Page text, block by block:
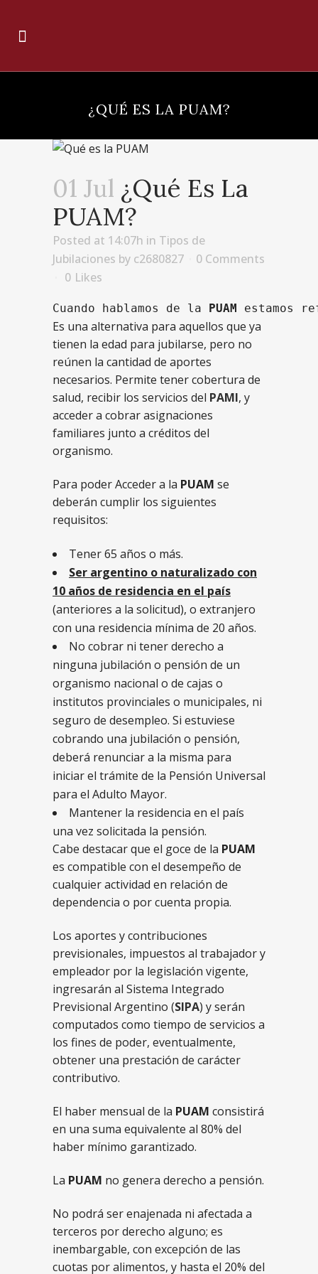
¿QUÉ ES LA PUAM?
01 Jul ¿Qué Es La
PUAM?
Posted at 14:07h in Tipos de
Jubilaciones by c2680827
0 Comments
0 Likes
Cuando hablamos de la PUAM estamos
Es una alternativa para aquellos que ya
tienen la edad para jubilarse, pero no
reúnen la cantidad de aportes
necesarios. Permite tener cobertura de
salud, recibir los servicios del PAMI, y
acceder a cobrar asignaciones
familiares junto a créditos del
organismo.
Para poder Acceder a la PUAM se
deberán cumplir los siguientes
requisitos:
Tener 65 años o más.
Ser argentino o naturalizado con
10 años de residencia en el país
(anteriores a la solicitud), o extranjero
con una residencia mínima de 20 años.
No cobrar ni tener derecho a
ninguna jubilación o pensión de un
organismo nacional o de cajas o
institutos provinciales o municipales, ni
seguro de desempleo. Si estuviese
cobrando una jubilación o pensión,
deberá renunciar a la misma para
iniciar el trámite de la Pensión Universal
para el Adulto Mayor.
Mantener la residencia en el país
una vez solicitada la pensión.
Cabe destacar que el goce de la PUAM
es compatible con el desempeño de
cualquier actividad en relación de
dependencia o por cuenta propia.
Los aportes y contribuciones
previsionales, impuestos al trabajador y
empleador por la legislación vigente,
ingresarán al Sistema Integrado
Previsional Argentino (SIPA) y serán
computados como tiempo de servicios a
los fines de poder, eventualmente,
obtener una prestación de carácter
contributivo.
El haber mensual de la PUAM consistirá
en una suma equivalente al 80% del
haber mínimo garantizado.
La PUAM no genera derecho a pensión.
No podrá ser enajenada ni afectada a
terceros por derecho alguno; es
inembargable, con excepción de las
cuotas por alimentos, y hasta el 20% del